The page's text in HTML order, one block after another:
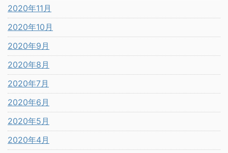
2020年11月
2020年10月
2020年9月
2020年8月
2020年7月
2020年6月
2020年5月
2020年4月